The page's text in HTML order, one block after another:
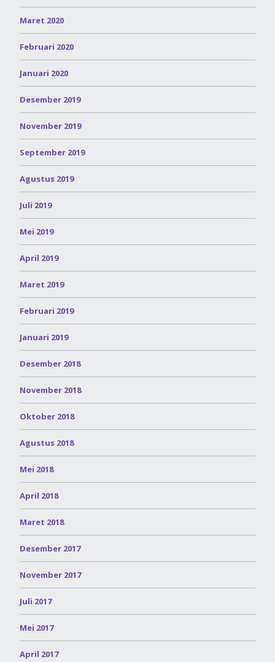
Maret 2020
Februari 2020
Januari 2020
Desember 2019
November 2019
September 2019
Agustus 2019
Juli 2019
Mei 2019
April 2019
Maret 2019
Februari 2019
Januari 2019
Desember 2018
November 2018
Oktober 2018
Agustus 2018
Mei 2018
April 2018
Maret 2018
Desember 2017
November 2017
Juli 2017
Mei 2017
April 2017